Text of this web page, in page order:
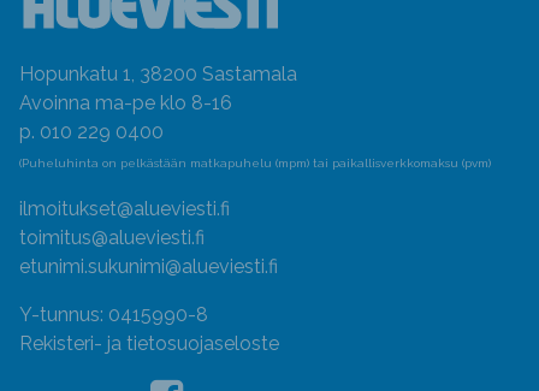
Hopunkatu 1, 38200 Sastamala
Avoinna ma-pe klo 8-16
p. 010 229 0400
(Puheluhinta on pelkästään matkapuhelu (mpm) tai paikallisverkkomaksu (pvm)
ilmoitukset@alueviesti.fi
toimitus@alueviesti.fi
etunimi.sukunimi@alueviesti.fi
Y-tunnus: 0415990-8
Rekisteri- ja tietosuojaseloste